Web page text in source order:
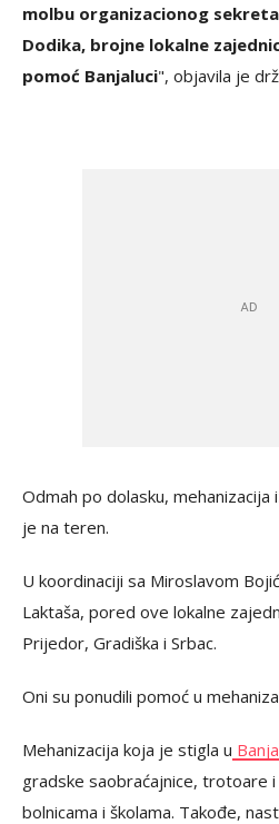
molbu organizacionog
Dodika, brojne lokalne
pomoć Banjaluci", objavila je
Odmah po dolasku,
je na teren.
U koordinaciji sa Miroslavom
Laktaša, pored ove lokalne
Prijedor, Gradiška i Srbac.
Oni su ponudili pomoć u
Mehanizacija koja je stigla u
gradske saobraćajnice, trotoare
bolnicama i školama. Takođe,